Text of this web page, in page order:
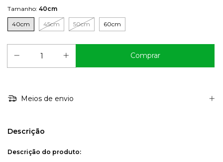
Tamanho: 40cm
40cm 45cm 50cm 60cm
Meios de envio
Descrição
Descrição do produto: